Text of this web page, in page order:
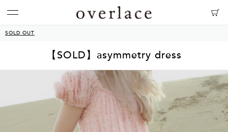
SOLD OUT
【SOLD】asymmetry dress